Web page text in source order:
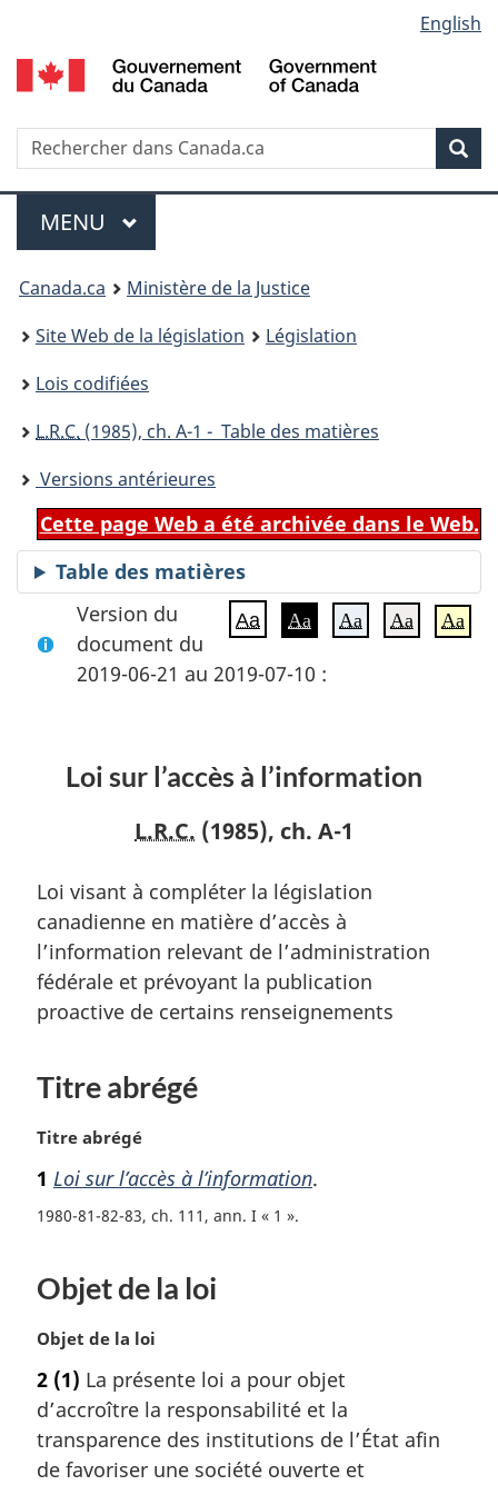
au
contenu
propos
de
la
HTML
simplifiée
selection
English
Recherche
Menu
MENU PRINCIPAL
You
are
here:
Canada.ca
Ministère de la Justice
Site Web de la législation
Législation
Lois codifiées
L.R.C. (1985), ch. A-1 - Table des matières
Versions antérieures
Cette page Web a été archivée dans le Web.
Table des matières
Aa Aa Aa Aa Aa
Version du
document du
2019-06-21 au 2019-07-10 :
Loi sur l’accès à l’information
L.R.C. (1985), ch. A-1
Loi visant à compléter la législation
canadienne en matière d’accès à
l’information relevant de l’administration
fédérale et prévoyant la publication
proactive de certains renseignements
Titre abrégé
N
t
e
r
i
a
l
e
Titre abrégé
1 Loi sur l’accès à l’information.
1980-81-82-83, ch. 111, ann. I « 1 »
Objet de la loi
N
t
e
m
a
Objet de la loi
2 (1) La présente loi a pour objet
d’accroître la responsabilité et la
transparence des institutions de l’État afin
de favoriser une société ouverte et